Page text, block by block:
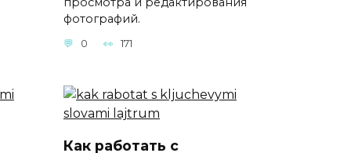
фотографий.
0 171
Как работать с